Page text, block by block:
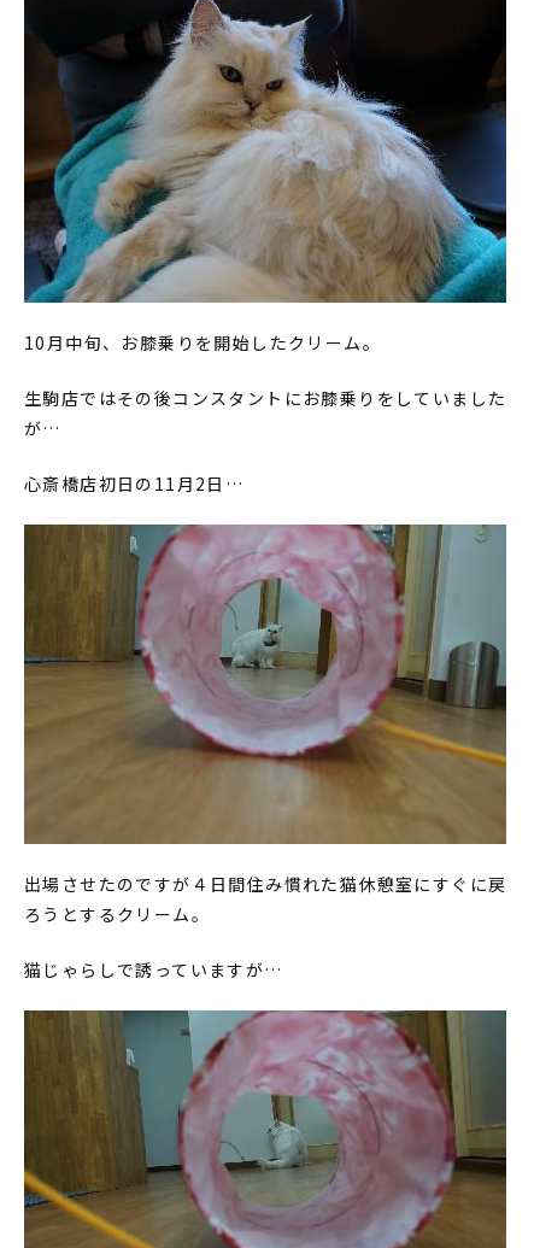
10月中旬、お膝乗りを開始したクリーム。
生駒店ではその後コンスタントにお膝乗りをしていました
が…
心斎橋店初日の11月2日…
出場させたのですが４日間住み慣れた猫休憩室にすぐに戻
ろうとするクリーム。
猫じゃらしで誘っていますが…